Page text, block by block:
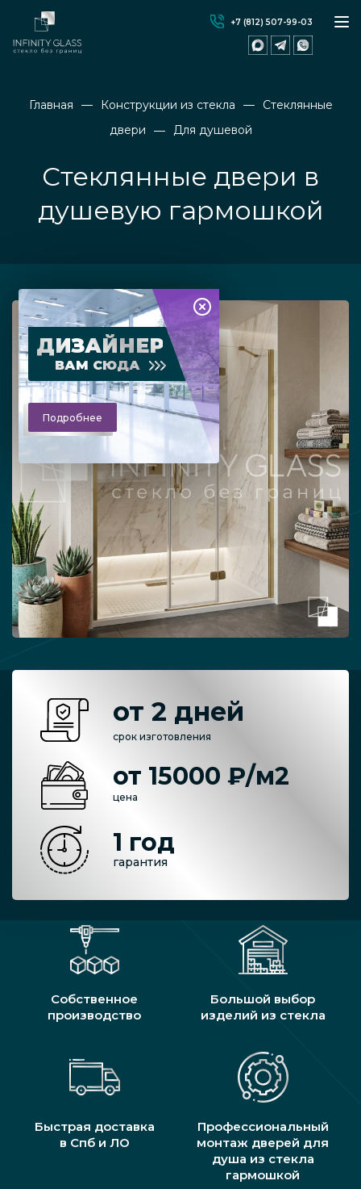
+7 (812) 507-99-03
Главная Конструкции из стекла
Стеклянные
двери
Для душевой
Стеклянные двери в
душевую гармошкой
ДИЗАЙНЕР
ВАМ СЮДА
Подробнее
от 2 дней
срок изготовления
от 15000 ₽/м2
цена
1 год
гарантия
Собственное
производство
Большой выбор
изделий из стекла
Быстрая доставка
в Спб и ЛО
Профессиональный
монтаж дверей для
душа из стекла
гармошкой